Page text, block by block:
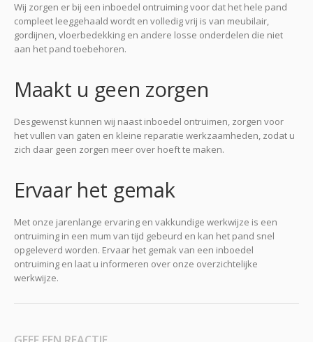
Wij zorgen er bij een inboedel ontruiming voor dat het hele pand
compleet leeggehaald wordt en volledig vrij is van meubilair,
gordijnen, vloerbedekking en andere losse onderdelen die niet
aan het pand toebehoren.
Maakt u geen zorgen
Desgewenst kunnen wij naast inboedel ontruimen, zorgen voor
het vullen van gaten en kleine reparatie werkzaamheden, zodat u
zich daar geen zorgen meer over hoeft te maken.
Ervaar het gemak
Met onze jarenlange ervaring en vakkundige werkwijze is een
ontruiming in een mum van tijd gebeurd en kan het pand snel
opgeleverd worden. Ervaar het gemak van een inboedel
ontruiming en laat u informeren over onze overzichtelijke
werkwijze.